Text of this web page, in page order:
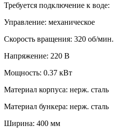
Требуется подключение к воде:
Управление: механическое
Скорость вращения: 320 об/мин.
Напряжение: 220 В
Мощность: 0.37 кВт
Материал корпуса: нерж. сталь
Материал бункера: нерж. сталь
Ширина: 400 мм